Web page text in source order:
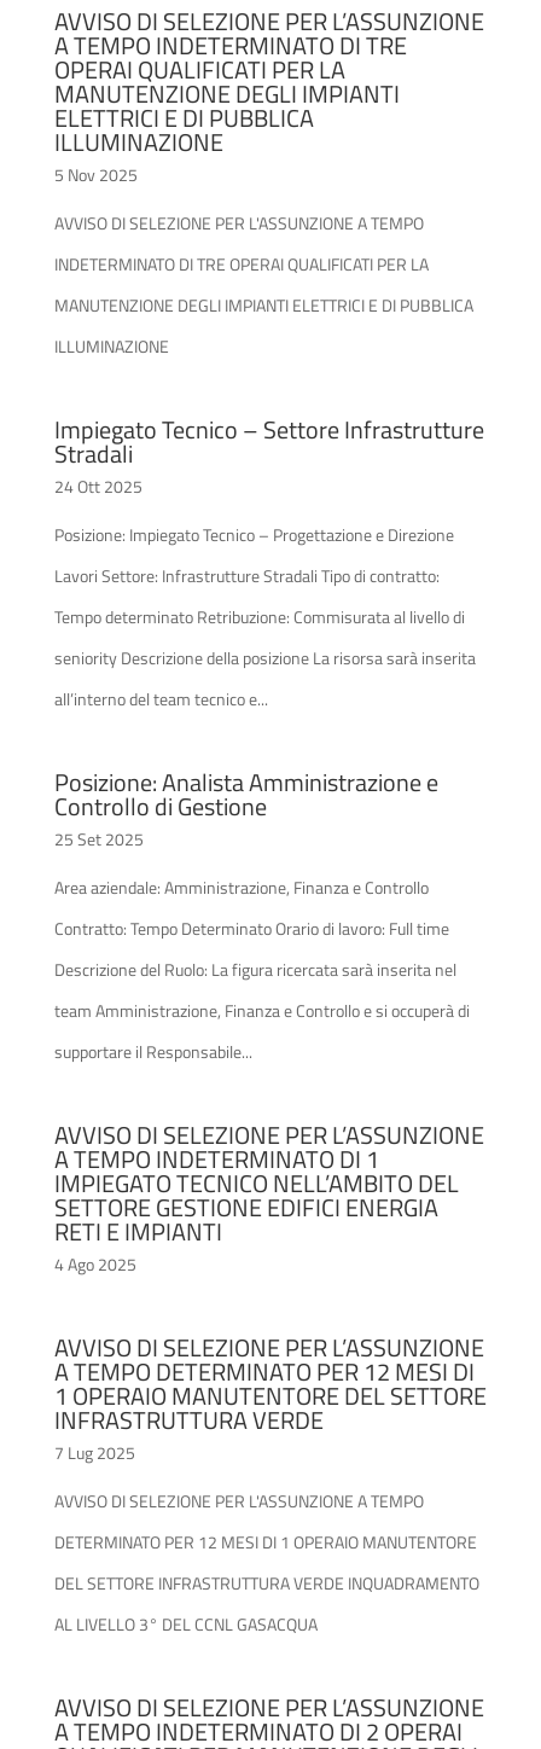
AVVISO DI SELEZIONE PER L’ASSUNZIONE
A TEMPO INDETERMINATO DI TRE
OPERAI QUALIFICATI PER LA
MANUTENZIONE DEGLI IMPIANTI
ELETTRICI E DI PUBBLICA
ILLUMINAZIONE
5 Nov 2025
AVVISO DI SELEZIONE PER L'ASSUNZIONE A TEMPO
INDETERMINATO DI TRE OPERAI QUALIFICATI PER LA
MANUTENZIONE DEGLI IMPIANTI ELETTRICI E DI PUBBLICA
ILLUMINAZIONE
Impiegato Tecnico – Settore Infrastrutture
Stradali
24 Ott 2025
Posizione: Impiegato Tecnico – Progettazione e Direzione
Lavori Settore: Infrastrutture Stradali Tipo di contratto:
Tempo determinato Retribuzione: Commisurata al livello di
seniority Descrizione della posizione La risorsa sarà inserita
all’interno del team tecnico e...
Posizione: Analista Amministrazione e
Controllo di Gestione
25 Set 2025
Area aziendale: Amministrazione, Finanza e Controllo
Contratto: Tempo Determinato Orario di lavoro: Full time
Descrizione del Ruolo: La figura ricercata sarà inserita nel
team Amministrazione, Finanza e Controllo e si occuperà di
supportare il Responsabile...
AVVISO DI SELEZIONE PER L’ASSUNZIONE
A TEMPO INDETERMINATO DI 1
IMPIEGATO TECNICO NELL’AMBITO DEL
SETTORE GESTIONE EDIFICI ENERGIA
RETI E IMPIANTI
4 Ago 2025
AVVISO DI SELEZIONE PER L’ASSUNZIONE
A TEMPO DETERMINATO PER 12 MESI DI
1 OPERAIO MANUTENTORE DEL SETTORE
INFRASTRUTTURA VERDE
7 Lug 2025
AVVISO DI SELEZIONE PER L'ASSUNZIONE A TEMPO
DETERMINATO PER 12 MESI DI 1 OPERAIO MANUTENTORE
DEL SETTORE INFRASTRUTTURA VERDE INQUADRAMENTO
AL LIVELLO 3° DEL CCNL GASACQUA
AVVISO DI SELEZIONE PER L’ASSUNZIONE
A TEMPO INDETERMINATO DI 2 OPERAI